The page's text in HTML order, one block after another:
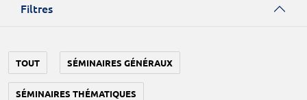
Filtres
TOUT SÉMINAIRES GÉNÉRAUX
SÉMINAIRES THÉMATIQUES